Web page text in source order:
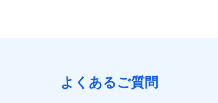
よくあるご質問